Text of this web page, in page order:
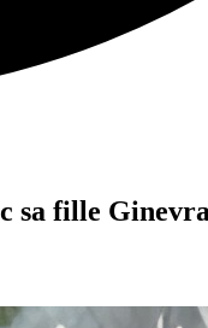
fille